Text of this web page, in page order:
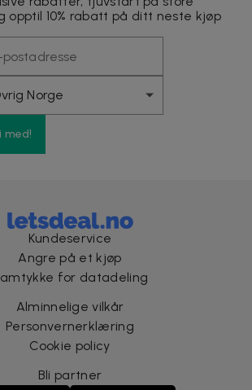
opptil 10% rabatt på ditt neste kjøp
med!
Kundeservice
Angre på et kjøp
for datadeling
Alminnelige vilkår
Personvernerklæring
Cookie policy
Bli partner